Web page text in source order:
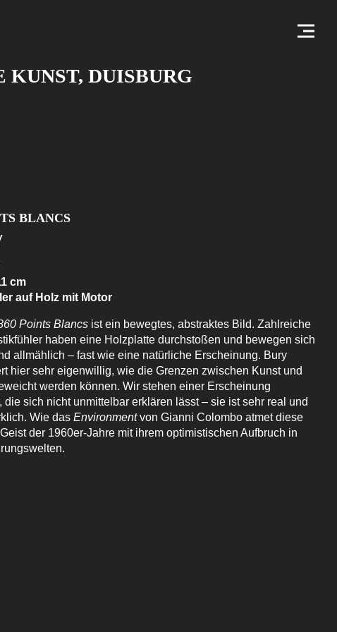
DUISBURG
BLANCS
cm
auf Holz mit Motor
Points Blancs ist ein bewegtes, abstraktes Bild. Zahlreiche
haben eine Holzplatte durchstoßen und bewegen sich
allmählich – fast wie eine natürliche Erscheinung. Bury
hier sehr eigenwillig, wie die Grenzen zwischen Kunst und
werden können. Wir stehen einer Erscheinung
die sich nicht unmittelbar erklären lässt – sie ist sehr real und
Wie das Environmentvon Gianni Colombo atmet diese
der 1960er-Jahre mit ihrem optimistischen Aufbruch in